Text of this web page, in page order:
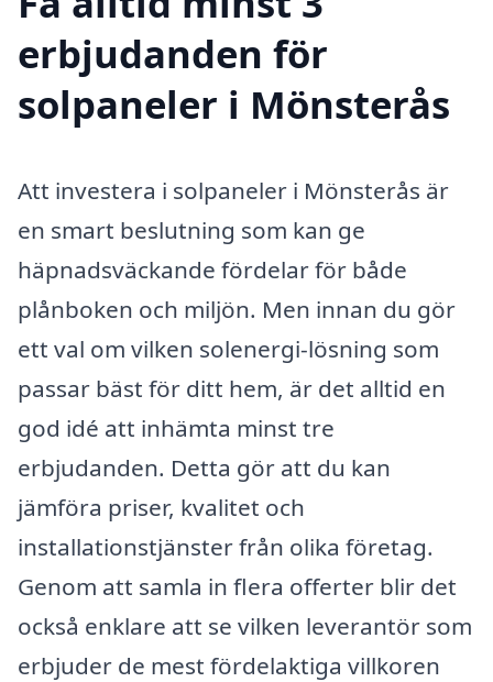
erbjudanden för
solpaneler i Mönsterås
Att investera i solpaneler i Mönsterås är
en smart beslutning som kan ge
häpnadsväckande fördelar för både
plånboken och miljön. Men innan du gör
ett val om vilken solenergi-lösning som
passar bäst för ditt hem, är det alltid en
god idé att inhämta minst tre
erbjudanden. Detta gör att du kan
jämföra priser, kvalitet och
installationstjänster från olika företag.
Genom att samla in flera offerter blir det
också enklare att se vilken leverantör som
erbjuder de mest fördelaktiga villkoren